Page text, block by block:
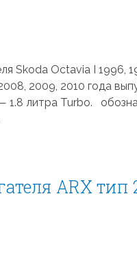
Skoda Octavia I 1996,
2009, 2010 года
1.8 литра Turbo.
ARX тип